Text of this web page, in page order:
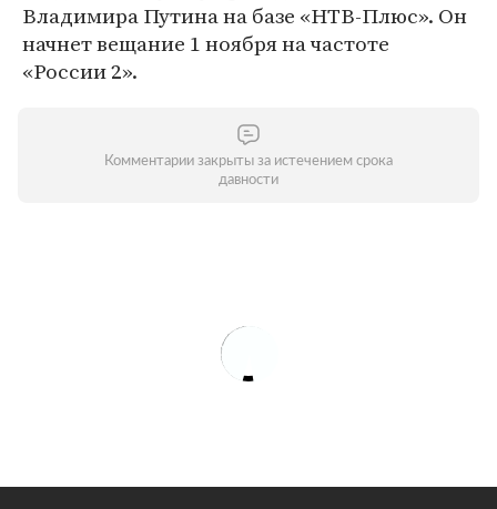
Владимира Путина на базе «НТВ-Плюс». Он
начнет вещание 1 ноября на частоте
«России 2».
Комментарии закрыты за истечением срока
давности